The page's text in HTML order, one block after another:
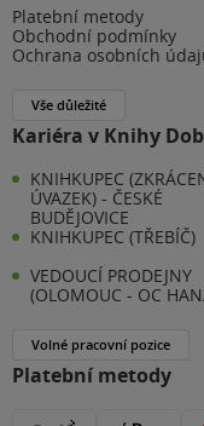
Platební metody
Obchodní podmínky
Ochrana osobních
Vše důležité
Kariéra v Knihy
KNIHKUPEC
ÚVAZEK) - ČESKÉ
BUDĚJOVICE
KNIHKUPEC (TŘEBÍČ)
VEDOUCÍ PRODEJNY
(OLOMOUC - OC
Volné pracovní pozice
Platební metody